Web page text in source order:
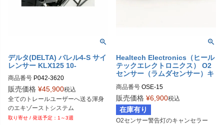
デルタ(DELTA) バレル4-S サイ
レンサー KLX125 10-
商品番号 P042-3620
販売価格 ¥45,900税込
全てのトレールユーザーへ送る渾身
のエキゾーストシステム
1～3週
Healtech Electronics（ヒール
テックエレクトロニクス） O2
センサー（ラムダセンサー）キ
KLX230/YZF-R3/MT-03/等
商品番号 OSE-15
販売価格 ¥6,900税込
在庫有り
O2センサー警告灯のキャンセラー